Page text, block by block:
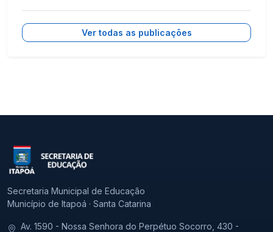
Ver todas as publicações
Secretaria Municipal de Educação
Município de Itapoá · Santa Catarina
Av. 1590 - Nossa Senhora do Perpétuo Socorro, 430 -